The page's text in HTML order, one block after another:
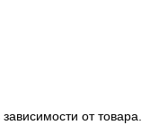
от товара.